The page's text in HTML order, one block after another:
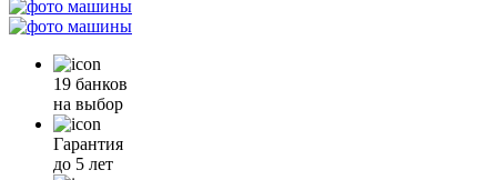
19 банков
на выбор
Гарантия
до 5 лет